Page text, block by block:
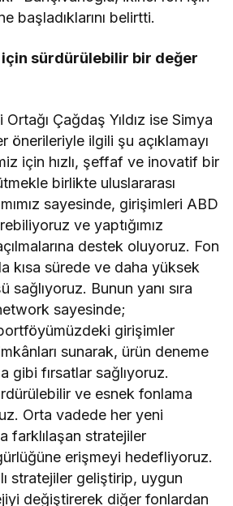
başladıklarını belirtti.
sürdürülebilir bir değer
Çağdaş Yıldız ise Simya
önerileriyle ilgili şu açıklamayı
için hızlı, şeffaf ve inovatif bir
birlikte uluslararası
sayesinde, girişimleri ABD
ve yaptığımız
destek oluyoruz. Fon
da kısa sürede ve daha yüksek
sağlıyoruz. Bunun yanı sıra
sayesinde;
portföyümüzdeki girişimler
sunarak, ürün deneme
gibi fırsatlar sağlıyoruz.
ve esnek fonlama
Orta vadede her yeni
farklılaşan stratejiler
erişmeyi hedefliyoruz.
stratejiler geliştirip, uygun
değiştirerek diğer fonlardan